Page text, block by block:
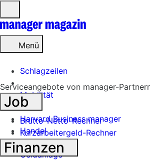
öffnen
Menü
Schlagzeilen
Mobilität
Tech
Harvard Business manager
Handel
Banken
Geldanlage
Serviceangebote von manager-
Job
Brutto-Netto-Rechner
Kurzarbeitergeld-Rechner
Finanzen